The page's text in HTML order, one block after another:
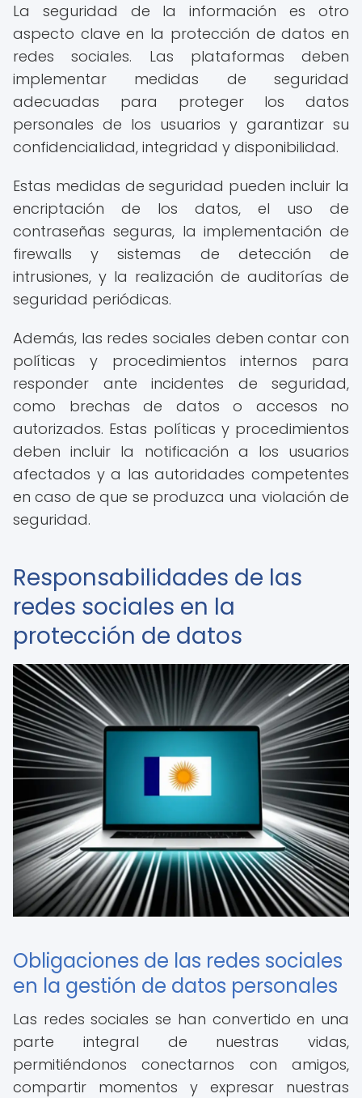
La seguridad de la información es otro
aspecto clave en la protección de datos en
redes sociales. Las plataformas deben
implementar medidas de seguridad
adecuadas para proteger los datos
personales de los usuarios y garantizar su
confidencialidad, integridad y disponibilidad.
Estas medidas de seguridad pueden incluir la
encriptación de los datos, el uso de
contraseñas seguras, la implementación de
firewalls y sistemas de detección de
intrusiones, y la realización de auditorías de
seguridad periódicas.
Además, las redes sociales deben contar con
políticas y procedimientos internos para
responder ante incidentes de seguridad,
como brechas de datos o accesos no
autorizados. Estas políticas y procedimientos
deben incluir la notificación a los usuarios
afectados y a las autoridades competentes
en caso de que se produzca una violación de
seguridad.
Responsabilidades de las
redes sociales en la
protección de datos
Obligaciones de las redes sociales
en la gestión de datos personales
Las redes sociales se han convertido en una
parte integral de nuestras vidas,
permitiéndonos conectarnos con amigos,
compartir momentos y expresar nuestras